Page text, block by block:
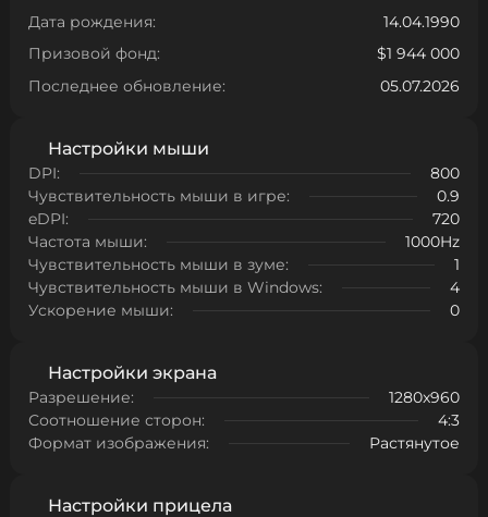
Дата рождения:
14.04.1990
Призовой фонд:
$1 944 000
Последнее обновление:
05.07.2026
Настройки мыши
DPI:
800
Чувствительность мыши в игре:
0.9
eDPI:
720
Частота мыши:
1000Hz
Чувствительность мыши в зуме:
1
Чувствительность мыши в Windows:
4
Ускорение мыши:
0
Настройки экрана
Разрешение:
1280x960
Соотношение сторон:
4:3
Формат изображения:
Растянутое
Настройки прицела